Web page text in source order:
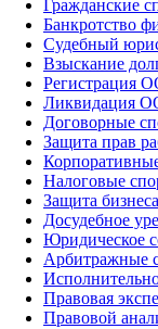
Гражданские
Банкротство
Судебный
Взыскание
Регистрация
Ликвидация
Договорные
Защита прав
Налоговые
Защита бизнеса
Досудебное
Юридическое
Арбитражные
Правовая
Правовой